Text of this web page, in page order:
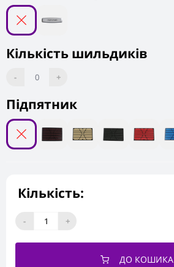
Підпятник
Кількість шильдиків
- 0 +
Кількість:
- +
ДО КОШИКА